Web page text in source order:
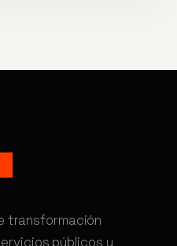
transformación
públicos y